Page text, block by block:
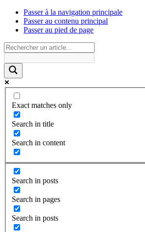
Passer à la navigation principale
Passer au contenu principal
Passer au pied de page
Exact matches only
Search in title
Search in content
Search in posts
Search in pages
Search in posts